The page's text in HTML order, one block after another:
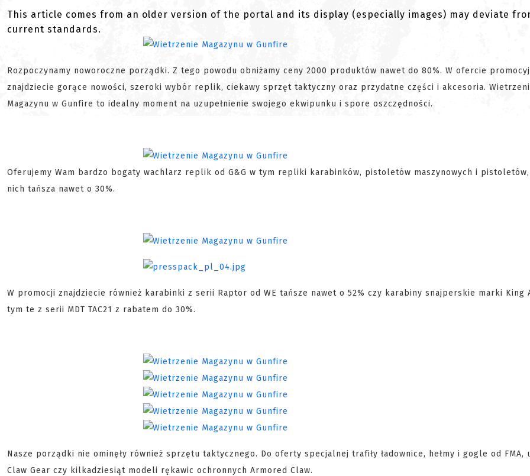
This article comes from an older version of the portal and its display (especially images) may deviate
current standards.
Rozpoczynamy noworoczne porządki. Z tego powodu obniżamy ceny 2000 produktów nawet do 80%. W ofercie
znajdziecie gorące nowości, szeroki wybór replik, ciekawy sprzęt taktyczny oraz przydatne części i akcesoria.
Magazynu w Gunfire to idealny moment na uzupełnienie swojego ekwipunku i spore oszczędności.
Oferujemy Wam bardzo bogaty wachlarz replik od G&G w tym repliki karabinków, pistoletów maszynowych i pistoletów,
nich tańsza nawet o 30%.
W promocji znajdziecie również karabinki z serii Raptor od WE tańsze nawet o 52% czy karabiny snajperskie marki King
tym te z serii MDT TAC21 z rabatem do 30%.
Nasze porządki nie ominęły również sprzętu taktycznego. Do oferty specjalnej trafiły ładownice, hełmy i gogle od FMA,
Claw Gear czy kilkadziesiąt modeli rękawic ochronnych Armored Claw.